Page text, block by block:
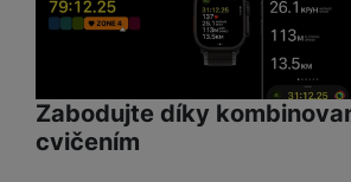
t
H
e
d
e
D
B
r
á
a
ť
o
v
Zabodujte díky
cvičením